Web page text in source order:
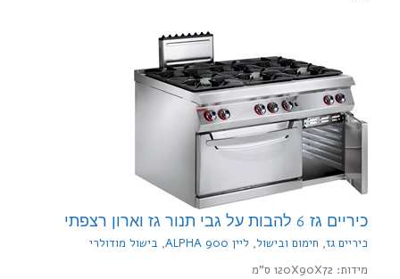
כיריים גז 6 להבות על גבי תנור גז וארון רצפתי
כיריים גז, חימום ובישול, ליין 900 ALPHA , בישול מודולרי
מידות: 120X90X72 ס"מ